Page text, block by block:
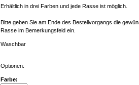
Erhältlich in drei Farben und jede Rasse ist möglich.
Bitte geben Sie am Ende des Bestellvorgangs die
Rasse im Bemerkungsfeld ein.
Waschbar
Optionen:
Farbe: